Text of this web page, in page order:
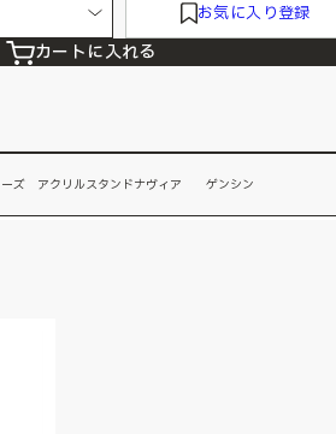
お気に入り登録
カートに入れる
ズ アクリルスタンドナヴィア ゲンシン